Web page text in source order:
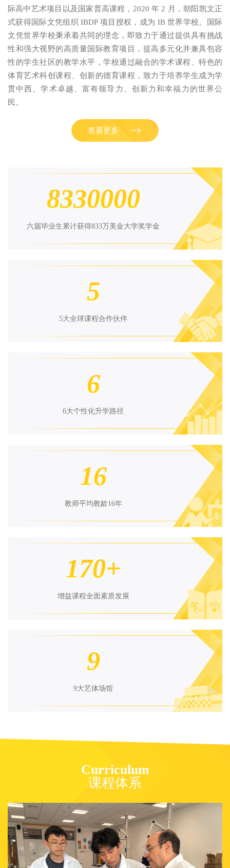
际高中艺术项目以及国家普高课程，2020 年 2 月，朝阳凯文正
式获得国际文凭组织 IBDP 项目授权，成为 IB 世界学校。国际
文凭世界学校秉承着共同的理念，即致力于通过提供具有挑战
性和强大视野的高质量国际教育项目，提高多元化并兼具包容
性的学生社区的教学水平，学校通过融合的学术课程、特色的
体育艺术科创课程、创新的德育课程，致力于培养学生成为学
贯中西、学术卓越、富有领导力、创新力和幸福力的世界公
民。
查看更多
8330000
六届毕业生累计获得833万美金大学奖学金
5
5大全球课程合作伙伴
6
6大个性化升学路径
16
教师平均教龄16年
170+
增益课程全面素质发展
9
9大艺体场馆
Curriculum
课程体系